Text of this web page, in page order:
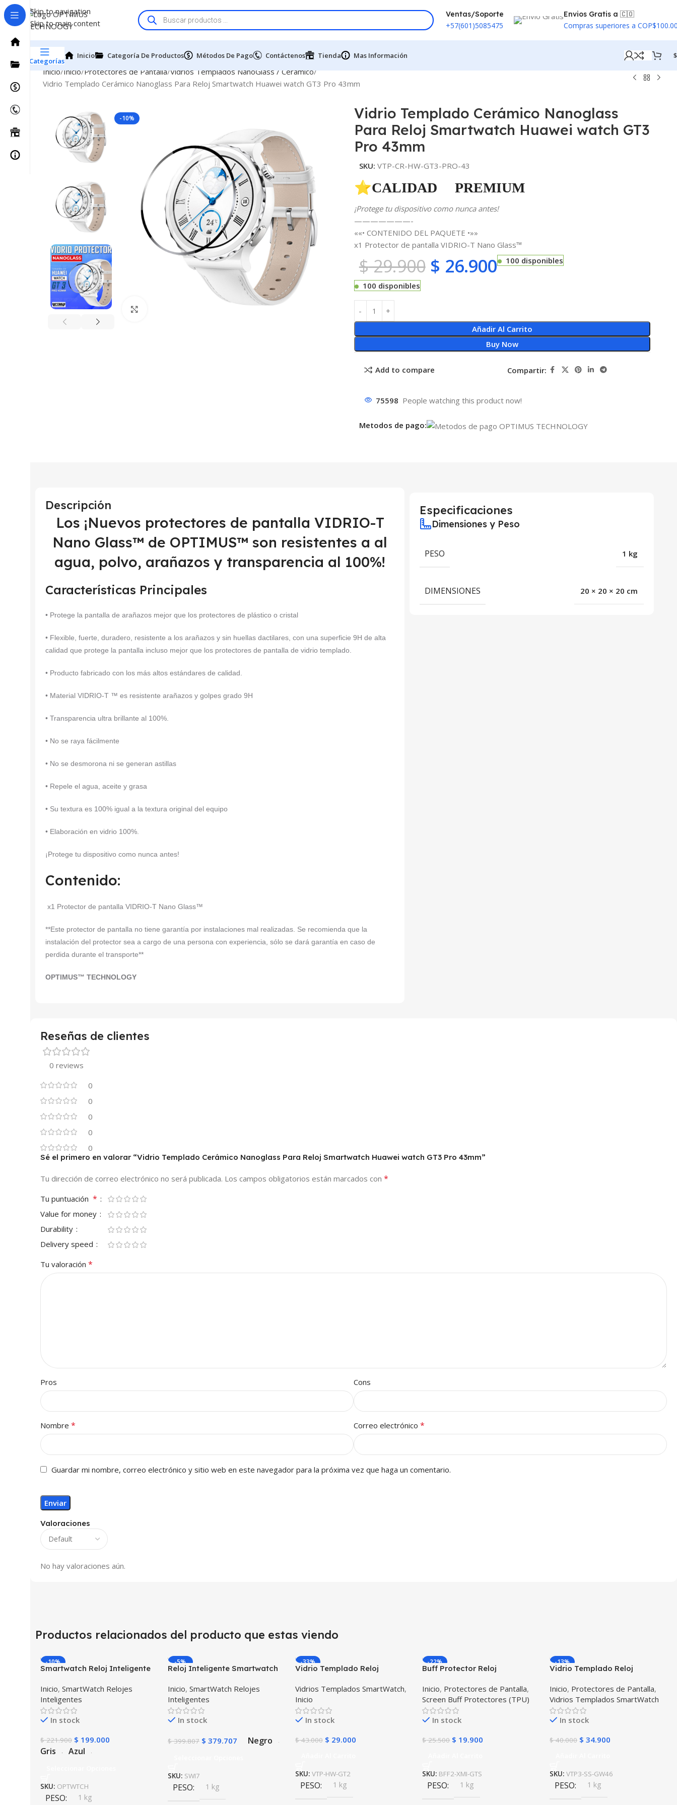
Skip to navigation
Skip to main content
Ventas/Soporte
+57(601)5085475
Envios Gratis a 🇨🇴
Compras superiores a
Categorías
Inicio Categoría De Productos Métodos De Pago Contáctenos Tienda Mas Información $
Inicio Inicio Protectores de Pantalla Vidrios Templados NanoGlass / Ceramico
Vidrio Templado Cerámico Nanoglass Para Reloj Smartwatch Huawei watch GT3 Pro 43mm
-10%
Vidrio Templado Cerámico Nanoglass
Para Reloj Smartwatch Huawei watch GT3
Pro 43mm
SKU: VTP-CR-HW-GT3-PRO-43
⭐CALIDAD PREMIUM
¡Protege tu dispositivo como nunca antes!
———————-
««• CONTENIDO DEL PAQUETE •»»
x1 Protector de pantalla VIDRIO-T Nano Glass™
$29.900 $ 26.900 100 disponibles
100 disponibles
Añadir Al Carrito
Buy Now
Add to compare Compartir:
75598 People watching this product now!
Metodos de pago:
Descripción
Los ¡Nuevos protectores de pantalla VIDRIO-T
Nano Glass™ de OPTIMUS™ son resistentes a al
agua, polvo, arañazos y transparencia al 100%!
Características Principales
• Protege la pantalla de arañazos mejor que los protectores de plástico o cristal
• Flexible, fuerte, duradero, resistente a los arañazos y sin huellas dactilares, con una superficie 9H de alta
calidad que protege la pantalla incluso mejor que los protectores de pantalla de vidrio templado.
• Producto fabricado con los más altos estándares de calidad.
• Material VIDRIO-T ™ es resistente arañazos y golpes grado 9H
• Transparencia ultra brillante al 100%.
• No se raya fácilmente
• No se desmorona ni se generan astillas
• Repele el agua, aceite y grasa
• Su textura es 100% igual a la textura original del equipo
• Elaboración en vidrio 100%.
¡Protege tu dispositivo como nunca antes!
Contenido:
x1 Protector de pantalla VIDRIO-T Nano Glass™
**Este protector de pantalla no tiene garantía por instalaciones mal realizadas. Se recomienda que la
instalación del protector sea a cargo de una persona con experiencia, sólo se dará garantía en caso de
perdida durante el transporte**
OPTIMUS™ TECHNOLOGY
Especificaciones
Dimensiones y Peso
PESO 1 kg
DIMENSIONES 20 × 20 × 20 cm
Reseñas de clientes
0 reviews
0
0
0
0
0
Valoraciones
No hay valoraciones aún.
Sé el primero en valorar “Vidrio Templado Cerámico Nanoglass Para Reloj Smartwatch Huawei watch GT3 Pro 43mm”
Tu dirección de correo electrónico no será publicada. Los campos obligatorios están marcados con *
Tu puntuación *
Value for money
Durability
Delivery speed
Tu valoración *
Pros Cons
Nombre * Correo electrónico *
Guardar mi nombre, correo electrónico y sitio web en este navegador para la próxima vez que haga un comentario.
Productos relacionados del producto que estas viendo
-10%
Smartwatch Reloj Inteligente
PRO) Mide Temperatura
Presión Arterial y Ritmo
Cardíaco
Inicio, SmartWatch Relojes
Inteligentes
In stock
$221.900 $ 199.000
Gris Azul
SKU: OPTWTCH
PESO 1 kg
-5%
Reloj Inteligente Smartwatch
Estuche protector – GPS
Inicio, SmartWatch Relojes
Inteligentes
In stock
$399.807 $ 379.707 Negro
SKU: SWI7
PESO 1 kg
-33%
Vidrio Templado Reloj
Huawei Gt2 46mm X2
Unidades
Vidrios Templados SmartWatch,
Inicio
In stock
$43.000 $ 29.000
SKU: VTP-HW-GT2
PESO 1 kg
-22%
Buff Protector Reloj
X2 Unidades
Inicio, Protectores de Pantalla,
Screen Buff Protectores (TPU)
In stock
$25.500 $ 19.900
SKU: BFF2-XMI-GTS
PESO 1 kg
-13%
Vidrio Templado Reloj
X3 Unidades
Inicio, Protectores de Pantalla,
Vidrios Templados SmartWatch
In stock
$40.000 $ 34.900
SKU:VTP3-SS-GW46
PESO 1 kg